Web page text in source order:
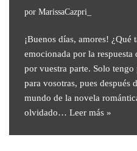
por MarissaCazpri_
¡Buenos días, amores! ¿Qué
emocionada por la respuesta
por vuestra parte. Solo
para vosotras, pues después
mundo de la novela
olvidado… Leer más »